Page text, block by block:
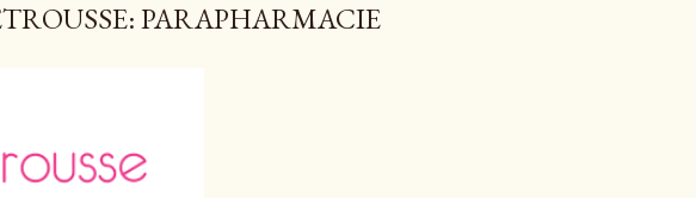
PARAPHARMACIE